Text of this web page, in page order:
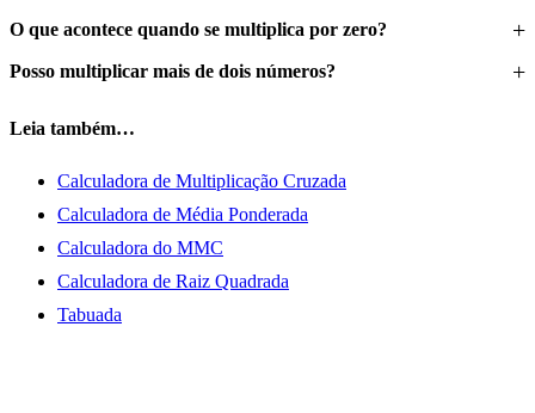
O que acontece quando se multiplica por zero?
Posso multiplicar mais de dois números?
Leia também…
Calculadora de Multiplicação Cruzada
Calculadora de Média Ponderada
Calculadora do MMC
Calculadora de Raiz Quadrada
Tabuada